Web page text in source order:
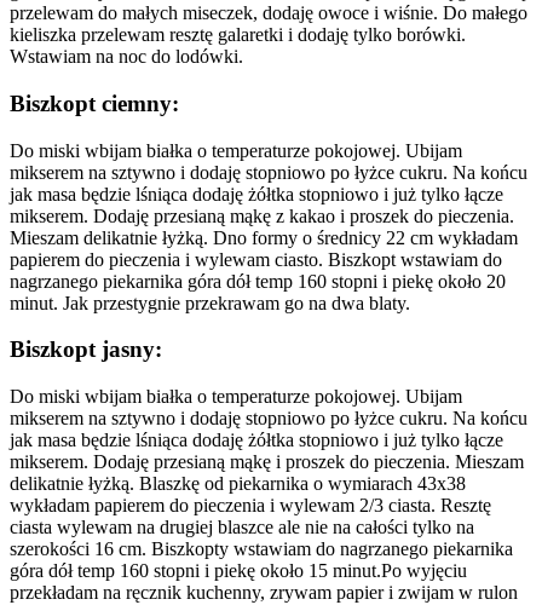
przelewam do małych miseczek, dodaję owoce i wiśnie. Do małego
kieliszka przelewam resztę galaretki i dodaję tylko borówki.
Wstawiam na noc do lodówki.
Biszkopt ciemny:
Do miski wbijam białka o temperaturze pokojowej. Ubijam
mikserem na sztywno i dodaję stopniowo po łyżce cukru. Na końcu
jak masa będzie lśniąca dodaję żółtka stopniowo i już tylko łącze
mikserem. Dodaję przesianą mąkę z kakao i proszek do pieczenia.
Mieszam delikatnie łyżką. Dno formy o średnicy 22 cm wykładam
papierem do pieczenia i wylewam ciasto. Biszkopt wstawiam do
nagrzanego piekarnika góra dół temp 160 stopni i piekę około 20
minut. Jak przestygnie przekrawam go na dwa blaty.
Biszkopt jasny:
Do miski wbijam białka o temperaturze pokojowej. Ubijam
mikserem na sztywno i dodaję stopniowo po łyżce cukru. Na końcu
jak masa będzie lśniąca dodaję żółtka stopniowo i już tylko łącze
mikserem. Dodaję przesianą mąkę i proszek do pieczenia. Mieszam
delikatnie łyżką. Blaszkę od piekarnika o wymiarach 43x38
wykładam papierem do pieczenia i wylewam 2/3 ciasta. Resztę
ciasta wylewam na drugiej blaszce ale nie na całości tylko na
szerokości 16 cm. Biszkopty wstawiam do nagrzanego piekarnika
góra dół temp 160 stopni i piekę około 15 minut.Po wyjęciu
przekładam na ręcznik kuchenny, zrywam papier i zwijam w rulon